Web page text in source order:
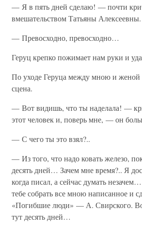
— Я в пять дней сделаю! — почти
вмешательством Татьяны Алексеевны.
— Превосходно, превосходно…
Геруц крепко пожимает нам руки и
По уходе Геруца между мною и женой
сцена.
— Вот видишь, что ты наделала! —
этот человек и, поверь мне, — он
— С чего ты это взял?..
— Из того, что надо ковать железо,
десять дней… Зачем мне время?.. Я
когда писал, а сейчас думать
тебе собрать все мною написанное и
«Погибшие люди» — А. Свирского.
тут десять дней…